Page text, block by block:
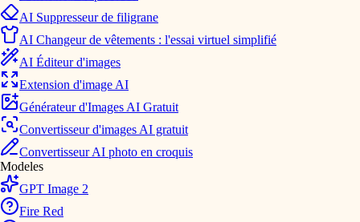
AI Suppresseur de filigrane
AI Changeur de vêtements : l'essai virtuel simplifié
AI Éditeur d'images
Extension d'image AI
Générateur d'Images AI Gratuit
Convertisseur d'images AI gratuit
Convertisseur AI photo en croquis
Modeles
GPT Image 2
Fire Red